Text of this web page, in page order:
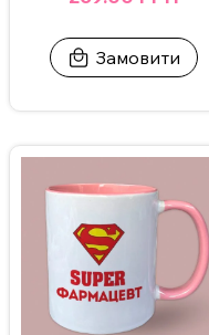
Замовити